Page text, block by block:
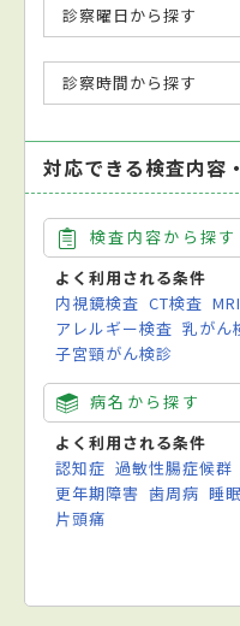
診察曜日から探す
診察時間から探す
対応できる検査内容
検査内容から探す
よく利用される条件
内視鏡検査 CT検査
アレルギー検査 乳がん
子宮頸がん検診
病名から探す
よく利用される条件
認知症 過敏性腸症候群
更年期障害 歯周病 睡
片頭痛